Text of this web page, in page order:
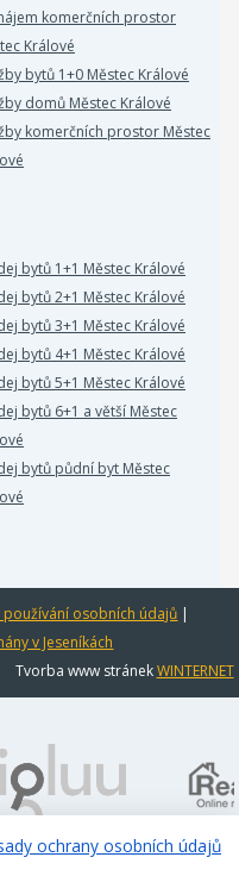
komerčních prostor
Králové
bytů 1+0 Městec Králové
domů Městec Králové
komerčních prostor Městec
bytů 1+1 Městec Králové
bytů 2+1 Městec Králové
bytů 3+1 Městec Králové
bytů 4+1 Městec Králové
bytů 5+1 Městec Králové
bytů 6+1 a větší Městec
bytů půdní byt Městec
používání osobních údajů |
v Jeseníkách
Tvorba www stránekWINTERNET
ochrany osobních údajů